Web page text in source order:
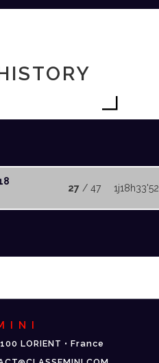
27 / 47 1j18h33'52
LORIENT • France